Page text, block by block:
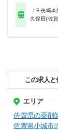
ＪＲ長崎
久保田(佐
この求人
エリア
佐賀県の薬剤
佐賀県小城市